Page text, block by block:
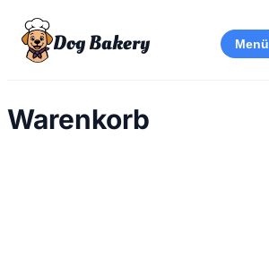
Dog Bakery Menü
Warenkorb